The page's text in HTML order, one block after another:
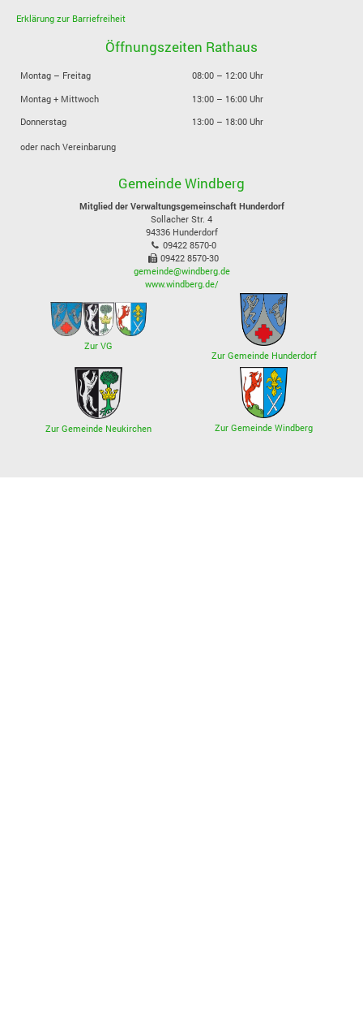
Erklärung zur Barriefreiheit
Öffnungszeiten Rathaus
Montag – Freitag
08:00 – 12:00 Uhr
Montag + Mittwoch
13:00 – 16:00 Uhr
Donnerstag
13:00 – 18:00 Uhr
oder nach Vereinbarung
Gemeinde Windberg
Mitglied der Verwaltungsgemeinschaft Hunderdorf
Sollacher Str. 4
94336 Hunderdorf
09422 8570-0
09422 8570-30
gemeinde@windberg.de
www.windberg.de/
Zur VG
Zur Gemeinde Hunderdorf
Zur Gemeinde Neukirchen Zur Gemeinde Windberg